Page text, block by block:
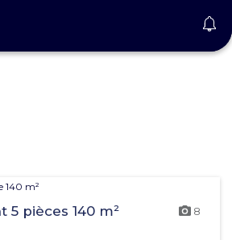
atlantique
pièces 140 m² 8